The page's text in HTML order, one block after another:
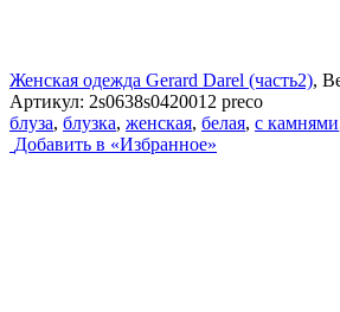
Женская одежда Gerard Darel (часть2),
Артикул: 2s0638s0420012 preco
блуза, блузка, женская, белая, с камнями
Добавить в «Избранное»